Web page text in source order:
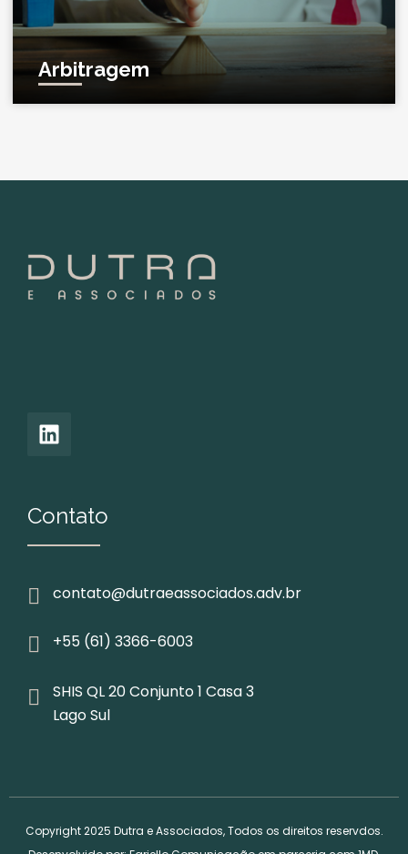
Arbitragem
Contato
contato@dutraeassociados.adv.br
+55 (61) 3366-6003
SHIS QL 20 Conjunto 1 Casa 3
Lago Sul
Copyright 2025 Dutra e Associados, Todos os direitos reservdos.